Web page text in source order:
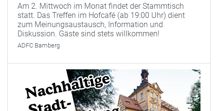
Am 2. Mittwoch im Monat findet der Stammtisch
statt. Das Treffen im Hofcafé (ab 19:00 Uhr) dient
zum Meinungsaustausch, Information und
Diskussion. Gäste sind stets willkommen!
ADFC Bamberg